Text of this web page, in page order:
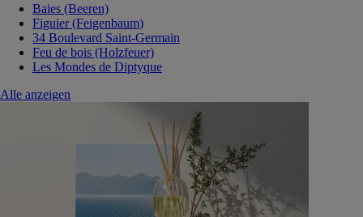
Baies (Beeren)
Figuier (Feigenbaum)
34 Boulevard Saint-Germain
Feu de bois (Holzfeuer)
Les Mondes de Diptyque
Alle anzeigen